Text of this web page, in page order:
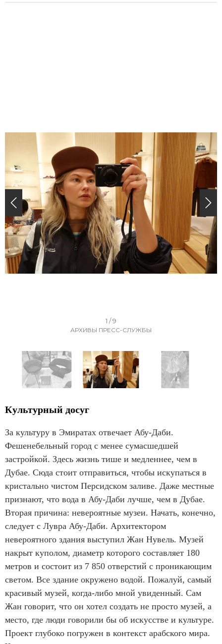
9
1 / 9
АРХИВЫ ПРЕСС-СЛУЖБЫ
t
m
1
o
f
9
Культурный досуг
За культуру в Эмиратах отвечает Абу-Даби.
Фешенебельный город с менее сумасшедшей
застройкой. Здесь жизнь тише и медленнее, чем в
Дубае. Сюда стоит отправиться, чтобы искупаться в
кристально чистом Персидском заливе. Даже местные
признают, что вода в Абу-Даби лучше, чем в Дубае.
Вторая причина: невероятные музеи. Начать, конечно,
следует с Лувра Абу-Даби. Архитектором
невероятного здания выступил Жан Нувель. Музей
накрыт куполом, диаметр которого составляет 180
метров и состоит из 7 850 отверстий с проникающим
светом. Все здание окружено водой. Пожалуй, самый
красивый музей, когда-либо мной увиденный. Сам
Жан говорит, что он хотел создать не просто музей, а
место, где люди говорили бы об искусстве и культуре.
Проект глубоко погружен в контекст арабского мира.